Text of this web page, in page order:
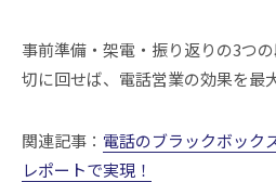
事前準備・架電・振り返りの3つ
切に回せば、電話営業の効果を最
関連記事： 電話のブラックボック
レポートで実現！